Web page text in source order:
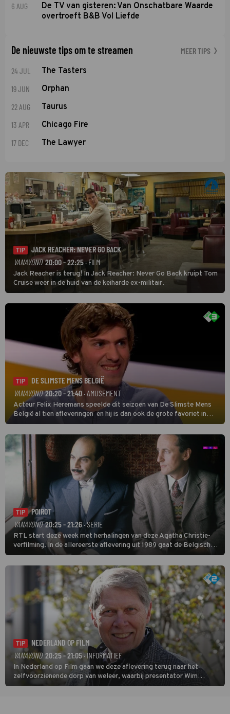
6 AUG
De TV van gisteren: Van Onschatbare Waarde
overtroeft B&B Vol Liefde
De nieuwste tips om te streamen MEER TIPS
24 JUL The Tasters
19 JUN Orphan
22 AUG Taurus
13 APR Chicago Fire
17 DEC The Lawyer
TIP
JACK REACHER: NEVER GO BACK
VANAVOND 20:00 - 22:25 · FILM
Jack Reacher is terug! In Jack Reacher: Never Go Back kruipt Tom
Cruise weer in de huid van de keiharde ex-militair.
TIP
DE SLIMSTE MENS BELGIË
VANAVOND 20:20 - 21:40· AMUSEMENT
Acteur Felix Heremans speelde dit seizoen van De Slimste Mens
België al tien afleveringen en hij is dan ook de grote favoriet in
deze seizoensfinale. En er is Nederlandse inbreng, want komiek
Soundos El Ahmadi neemt plaats aan de jurytafel.
TIP
POIROT
VANAVOND 20:25 - 21:26 · SERIE
RTL start deze week met herhalingen van deze Agatha Christie-
verfilming. In de allereerste aflevering uit 1989 gaat de Belgische
speurder op zoek naar een vermiste kok. Poirot raakt al snel
verwikkeld in een moordzaak. (HH)
TIP
NEDERLAND OP FILM
VANAVOND 20:25 - 21:05· INFORMATIEF
In Nederland op Film gaan we deze aflevering terug naar het
zelfvoorzienende dorp van weleer, waarbij presentator Wim
Daniëls de kijkers meeneemt op reis door de tijd aan de hand van